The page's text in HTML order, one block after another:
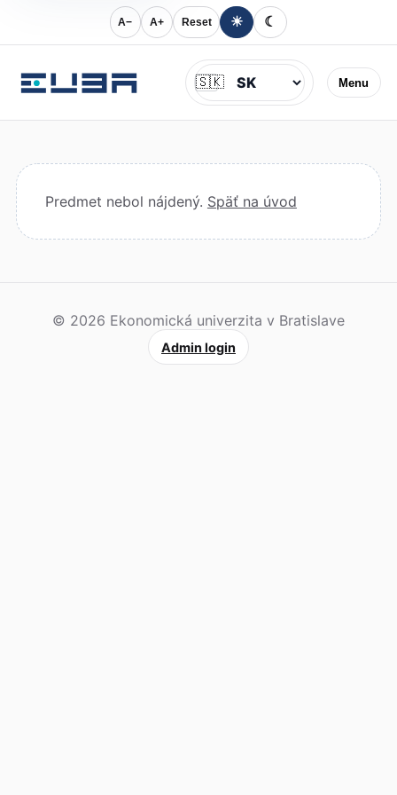
A− A+ Reset ☀ ☾
Menu
Jazyk
🇸🇰
Predmet nebol nájdený. Späť na úvod
© 2026 Ekonomická univerzita v Bratislave
Admin login